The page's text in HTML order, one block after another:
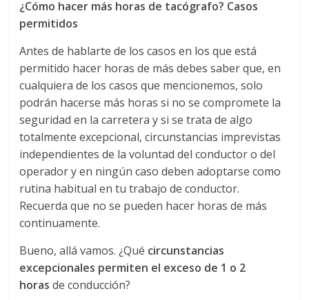
p
o
r
t
e
d
e
E
¿Cómo hacer más horas de tacógrafo? Casos
permitidos
Antes de hablarte de los casos en los que está
permitido hacer horas de más debes saber que, en
cualquiera de los casos que mencionemos, solo
podrán hacerse más horas si no se compromete la
seguridad en la carretera y si se trata de algo
totalmente excepcional, circunstancias imprevistas
independientes de la voluntad del conductor o del
operador y en ningún caso deben adoptarse como
rutina habitual en tu trabajo de conductor.
Recuerda que no se pueden hacer horas de más
continuamente.
Bueno, allá vamos. ¿Qué circunstancias
excepcionales permiten el exceso de 1 o 2
horas de conducción?